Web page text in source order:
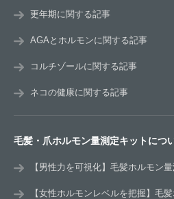
更年期に関する記事
AGAとホルモンに関する記事
コルチゾールに関する記事
ネコの健康に関する記事
毛髪・爪ホルモン量測定キットにつ
【男性力を可視化】毛髪ホルモン
【女性ホルモンレベルを把握】毛